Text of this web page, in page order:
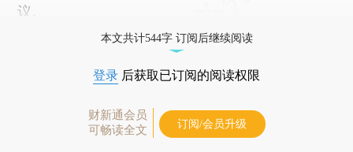
议。
本文共计544字 订阅后继续阅读
登录 后获取已订阅的阅读权限
财新通会员
可畅读全文
订阅/会员升级